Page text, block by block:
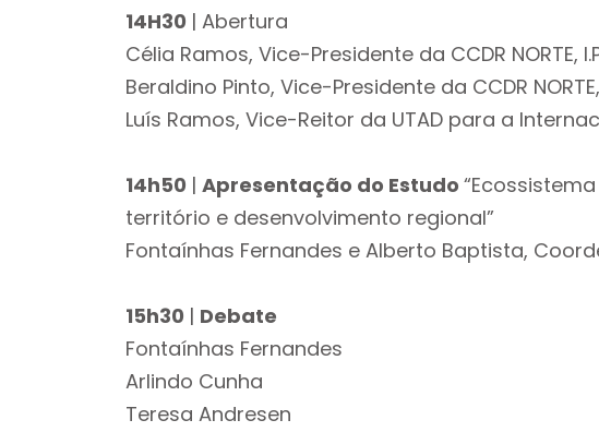
14H30 | Abertura
Célia Ramos, Vice-Presidente da CCDR NORTE,
Beraldino Pinto, Vice-Presidente da CCDR NORTE,
Luís Ramos, Vice-Reitor da UTAD para a
14h50 | Apresentação do Estudo
território e desenvolvimento regional”
Fontaínhas Fernandes e Alberto Baptista,
15h30 | Debate
Fontaínhas Fernandes
Arlindo Cunha
Teresa Andresen